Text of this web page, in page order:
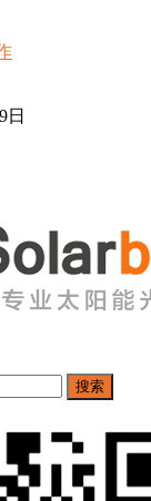
日
搜索